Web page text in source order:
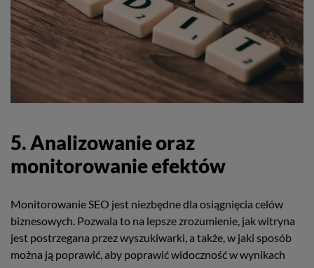
5. Analizowanie oraz
monitorowanie efektów
Monitorowanie SEO jest niezbędne dla osiągnięcia celów
biznesowych. Pozwala to na lepsze zrozumienie, jak witryna
jest postrzegana przez wyszukiwarki, a także, w jaki sposób
można ją poprawić, aby poprawić widoczność w wynikach